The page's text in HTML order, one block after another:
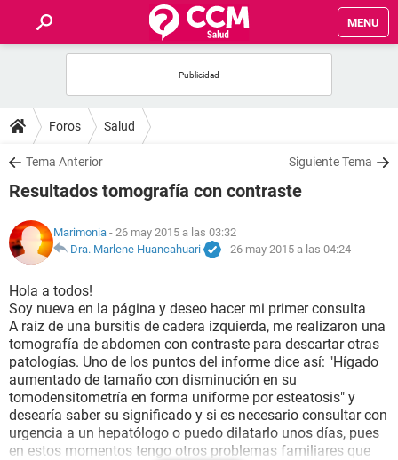
MENU
FOROS
SALUD
NUTRICIÓN
BIENESTAR
SEXUALIDAD
GLOSARIO
Foros Salud
Tema Anterior Siguiente Tema
Resultados tomografía con contraste
Marimonia - 26 may 2015 a las 03:32
Dra. Marlene Huancahuari
- 26 may 2015 a las 04:24
Hola a todos!
Soy nueva en la página y deseo hacer mi primer consulta
A raíz de una bursitis de cadera izquierda, me realizaron una
tomografía de abdomen con contraste para descartar otras
patologías. Uno de los puntos del informe dice así: "Hígado
aumentado de tamaño con disminución en su
tomodensitometría en forma uniforme por esteatosis" y
desearía saber su significado y si es necesario consultar con
urgencia a un hepatólogo o puedo dilatarlo unos días, pues
en estos momentos tengo otros problemas familiares que